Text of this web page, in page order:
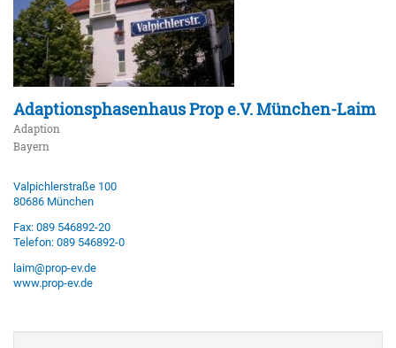
Adaptionsphasenhaus Prop e.V. München-Laim
Adaption
Bayern
Valpichlerstraße 100
80686 München
Fax: 089 546892-20
Telefon: 089 546892-0
laim@prop-ev.de
www.prop-ev.de